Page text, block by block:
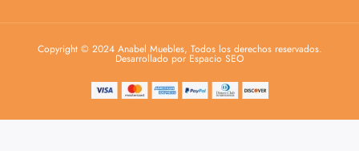
Copyright © 2024 Anabel Muebles, Todos los derechos reservados.
Desarrollado por Espacio SEO